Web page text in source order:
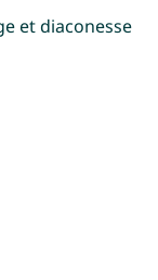
et diaconesse